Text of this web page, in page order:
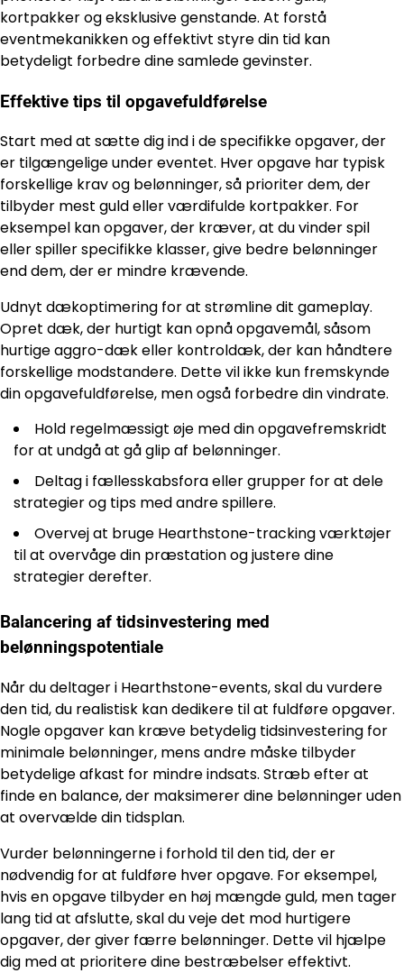
kortpakker og eksklusive genstande. At forstå
eventmekanikken og effektivt styre din tid kan
betydeligt forbedre dine samlede gevinster.
Effektive tips til opgavefuldførelse
Start med at sætte dig ind i de specifikke opgaver, der
er tilgængelige under eventet. Hver opgave har typisk
forskellige krav og belønninger, så prioriter dem, der
tilbyder mest guld eller værdifulde kortpakker. For
eksempel kan opgaver, der kræver, at du vinder spil
eller spiller specifikke klasser, give bedre belønninger
end dem, der er mindre krævende.
Udnyt dækoptimering for at strømline dit gameplay.
Opret dæk, der hurtigt kan opnå opgavemål, såsom
hurtige aggro-dæk eller kontroldæk, der kan håndtere
forskellige modstandere. Dette vil ikke kun fremskynde
din opgavefuldførelse, men også forbedre din vindrate.
Hold regelmæssigt øje med din opgavefremskridt
for at undgå at gå glip af belønninger.
Deltag i fællesskabsfora eller grupper for at dele
strategier og tips med andre spillere.
Overvej at bruge Hearthstone-tracking værktøjer
til at overvåge din præstation og justere dine
strategier derefter.
Balancering af tidsinvestering med
belønningspotentiale
Når du deltager i Hearthstone-events, skal du vurdere
den tid, du realistisk kan dedikere til at fuldføre opgaver.
Nogle opgaver kan kræve betydelig tidsinvestering for
minimale belønninger, mens andre måske tilbyder
betydelige afkast for mindre indsats. Stræb efter at
finde en balance, der maksimerer dine belønninger uden
at overvælde din tidsplan.
Vurder belønningerne i forhold til den tid, der er
nødvendig for at fuldføre hver opgave. For eksempel,
hvis en opgave tilbyder en høj mængde guld, men tager
lang tid at afslutte, skal du veje det mod hurtigere
opgaver, der giver færre belønninger. Dette vil hjælpe
dig med at prioritere dine bestræbelser effektivt.